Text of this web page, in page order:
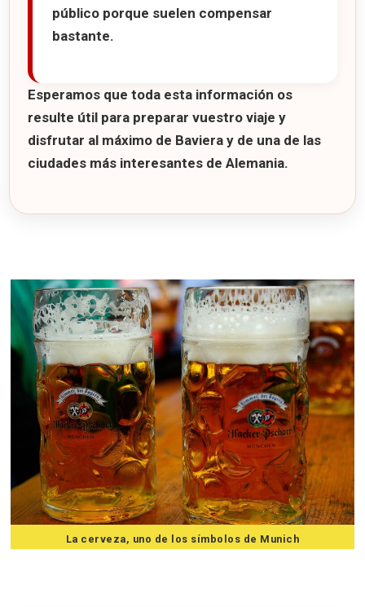
público porque suelen compensar
bastante.
Esperamos que toda esta información os
resulte útil para preparar vuestro viaje y
disfrutar al máximo de Baviera y de una de las
ciudades más interesantes de Alemania.
La cerveza, uno de los símbolos de Munich